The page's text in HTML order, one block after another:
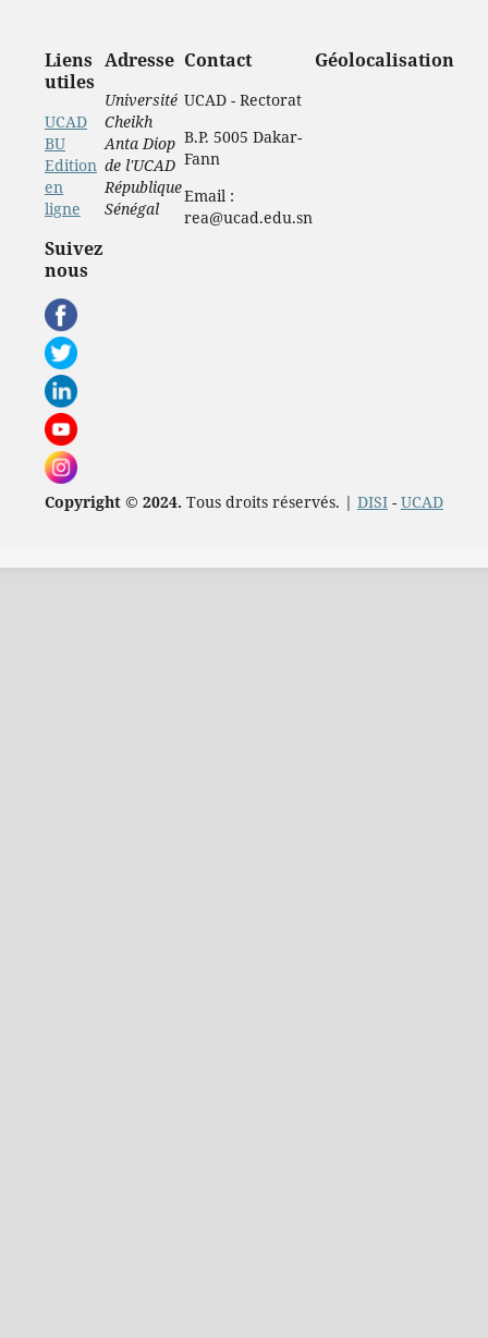
Liens
utiles
UCAD
BU
Edition
en
ligne
Suivez
nous
Adresse
Université
Cheikh
Anta Diop
de l'UCAD
République
Sénégal
Contact
UCAD - Rectorat
B.P. 5005 Dakar-
Fann
Email :
rea@ucad.edu.sn
Géolocalisation
Copyright © 2024. Tous droits réservés. | DISI - UCAD